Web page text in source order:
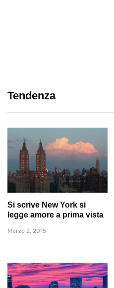
Tendenza
Si scrive New York si
legge amore a prima vista
Marzo 2, 2015